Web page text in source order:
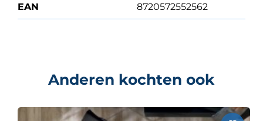
EAN 8720572552562
Anderen kochten ook